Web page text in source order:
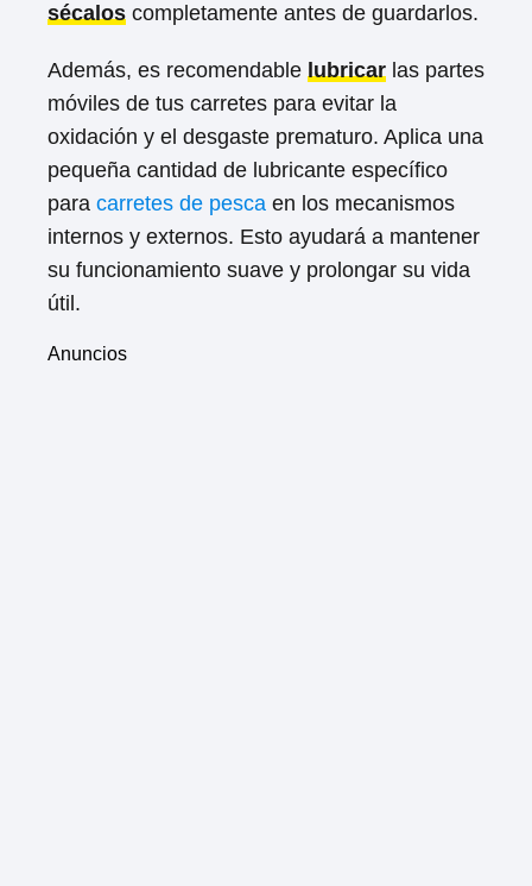
sécalos completamente antes de guardarlos.
Además, es recomendable lubricar las partes
móviles de tus carretes para evitar la
oxidación y el desgaste prematuro. Aplica una
pequeña cantidad de lubricante específico
para carretes de pesca en los mecanismos
internos y externos. Esto ayudará a mantener
su funcionamiento suave y prolongar su vida
útil.
Anuncios